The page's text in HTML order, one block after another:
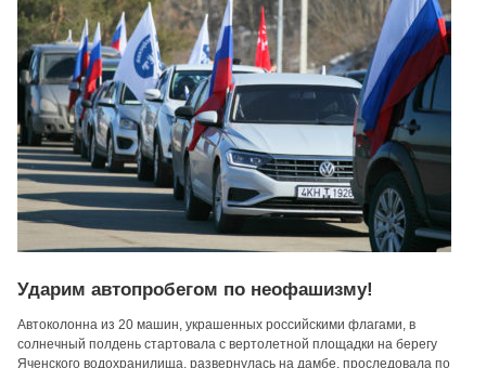
Ударим автопробегом по неофашизму!
Автоколонна из 20 машин, украшенных российскими флагами, в
солнечный полдень стартовала с вертолетной площадки на берегу
Яченского водохранилища, развернулась на дамбе, проcледовала по